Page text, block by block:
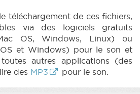
téléchargement de ces fichiers,
via des logiciels gratuits
OS, Windows, Linux) ou
et Windows) pour le son et
autres applications (des
des MP3 pour le son.